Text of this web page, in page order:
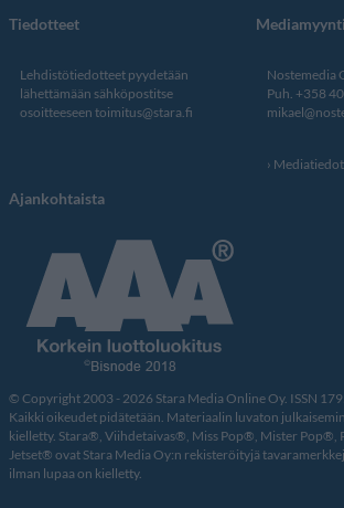
Tiedotteet
Lehdistötiedotteet pyydetään
lähettämään sähköpostitse
osoitteeseen toimitus@stara.fi
Mediamyynti
Nostemedia
Puh. +358
Mediatiedot
Ajankohtaista
© Copyright 2003 - 2026 Stara Media Online Oy. ISSN
Kaikki oikeudet pidätetään. Materiaalin luvaton
kielletty. Stara®, Viihdetaivas®, Miss Pop®, Mister Pop®,
Jetset® ovat Stara Media Oy:n rekisteröityjä
ilman lupaa on kielletty.